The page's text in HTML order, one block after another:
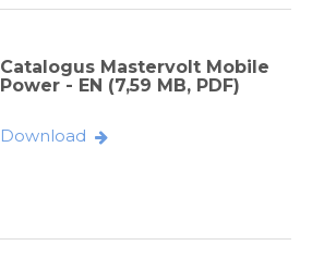
Catalogus Mastervolt Mobile
Power - EN (7,59 MB, PDF)
Download